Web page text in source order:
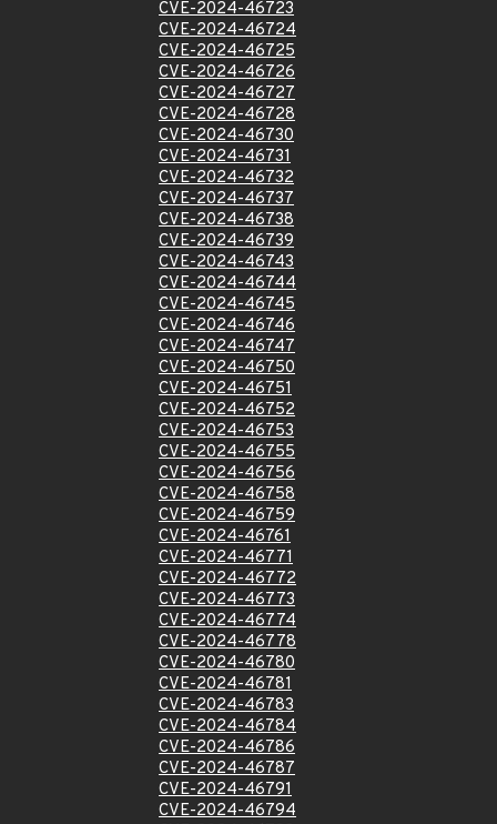
CVE-2024-46723
CVE-2024-46724
CVE-2024-46725
CVE-2024-46726
CVE-2024-46727
CVE-2024-46728
CVE-2024-46730
CVE-2024-46731
CVE-2024-46732
CVE-2024-46737
CVE-2024-46738
CVE-2024-46739
CVE-2024-46743
CVE-2024-46744
CVE-2024-46745
CVE-2024-46746
CVE-2024-46747
CVE-2024-46750
CVE-2024-46751
CVE-2024-46752
CVE-2024-46753
CVE-2024-46755
CVE-2024-46756
CVE-2024-46758
CVE-2024-46759
CVE-2024-46761
CVE-2024-46771
CVE-2024-46772
CVE-2024-46773
CVE-2024-46774
CVE-2024-46778
CVE-2024-46780
CVE-2024-46781
CVE-2024-46783
CVE-2024-46784
CVE-2024-46786
CVE-2024-46787
CVE-2024-46791
CVE-2024-46794